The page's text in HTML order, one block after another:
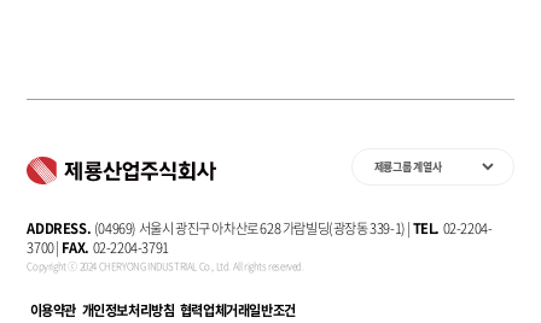
ADDRESS. (04969) 서울시 광진구 아차산로 628 가람빌딩(광장동 339-1) |TEL. 02-2204-
3700 | FAX. 02-2204-3791
Copyright ⓒ 2024 CHERYONG INDUSTRIAL Co., Ltd. All rights reserved.
이용약관 개인정보처리방침 협력업체거래일반조건